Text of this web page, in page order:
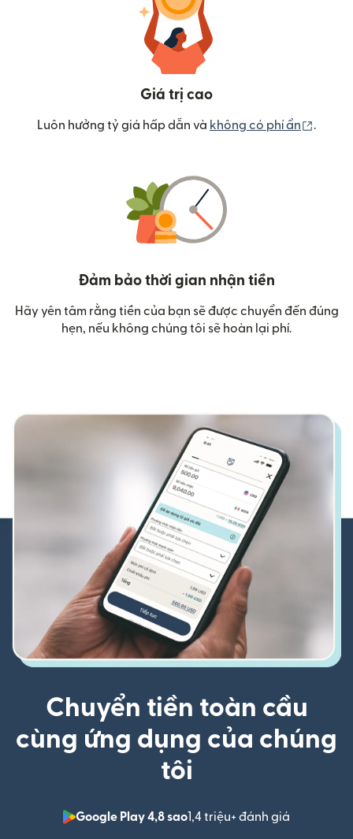
Giá trị cao
Luôn hưởng tỷ giá hấp dẫn và không có phí ẩn .
Đảm bảo thời gian nhận tiền
Hãy yên tâm rằng tiền của bạn sẽ được chuyển đến đúng
hẹn, nếu không chúng tôi sẽ hoàn lại phí.
Chuyển tiền toàn cầu
cùng ứng dụng của chúng
tôi
Google Play 4,8 sao1,4 triệu+ đánh giá